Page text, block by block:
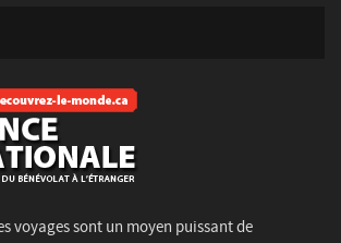
voyages sont un moyen puissant de